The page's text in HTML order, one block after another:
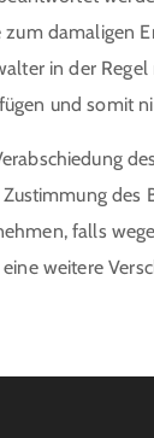
damaligen
in der
und somit
des
falls
weitere